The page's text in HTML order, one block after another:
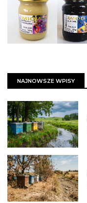
NAJNOWSZE WPISY